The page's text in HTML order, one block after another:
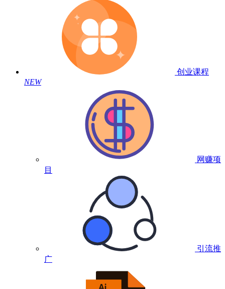
创业课程
NEW
网赚项
目
引流推
广